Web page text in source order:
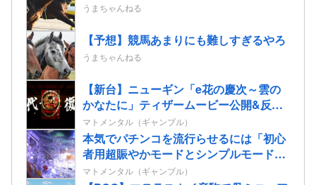
うまちゃんねる
【予想】競馬あまりにも難しすぎるやろ
うまちゃんねる
【新台】ニューギン「e花の慶次～雲の
かなたに」ティザームービー公開&反応
まとめ！休眠層ユーザーからパチンコ復
帰の声も！
マトメンタル（ギャンブル）
本気でパチンコを流行らせるには「初心
者用超賑やかモードとシンプルモード搭
載」「コテスタフェアスタなんでもいい
マトメンタル（ギャンブル）